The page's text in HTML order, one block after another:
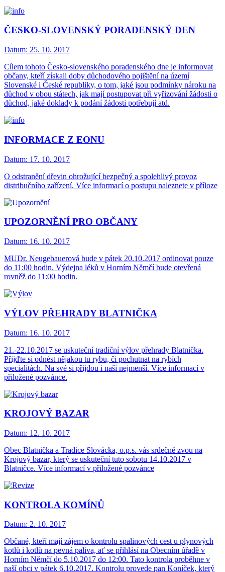
ČESKO-SLOVENSKÝ PORADENSKÝ DEN
Datum: 25. 10. 2017
Cílem tohoto Česko-slovenského poradenského dne je informovat
občany, kteří získali doby důchodového pojištění na území
Slovenské i České republiky, o tom, jaké jsou podmínky nároku na
důchod v obou státech, jak mají postupovat při vyřizování žádosti o
důchod, jaké doklady k podání žádosti potřebují atd.
INFORMACE Z EONU
Datum: 17. 10. 2017
O odstranění dřevin ohrožující bezpečný a spolehlivý provoz
distribučního zařízení. Více informací o postupu naleznete v příloze
UPOZORNĚNÍ PRO OBČANY
Datum: 16. 10. 2017
MUDr. Neugebauerová bude v pátek 20.10.2017 ordinovat pouze
do 11:00 hodin. Výdejna léků v Horním Němčí bude otevřená
rovněž do 11:00 hodin.
VÝLOV PŘEHRADY BLATNIČKA
Datum: 16. 10. 2017
21.-22.10.2017 se uskuteční tradiční výlov přehrady Blatnička.
Přijďte si odnést nějakou tu rybu, či pochutnat na rybích
specialitách. Na své si přijdou i naši nejmenší. Více informací v
přiložené pozvánce.
KROJOVÝ BAZAR
Datum: 12. 10. 2017
Obec Blatnička a Tradice Slovácka, o.p.s. vás srdečně zvou na
Krojový bazar, který se uskuteční tuto sobotu 14.10.2017 v
Blatničce. Více informací v přiložené pozvánce
KONTROLA KOMÍNŮ
Datum: 2. 10. 2017
Občané, kteří mají zájem o kontrolu spalinových cest u plynových
kotlů i kotlů na pevná paliva, ať se přihlásí na Obecním úřadě v
Horním Němčí do 5.10.2017 do 12:00. Tato kontrola proběhne v
naší obci v pátek 6.10.2017. Kontrolu provede pan Koníček, který